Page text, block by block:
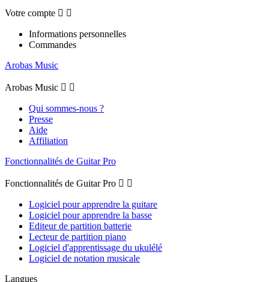
Votre compte  
Informations personnelles
Commandes
Arobas Music
Arobas Music  
Qui sommes-nous ?
Presse
Aide
Affiliation
Fonctionnalités de Guitar Pro
Fonctionnalités de Guitar Pro  
Logiciel pour apprendre la guitare
Logiciel pour apprendre la basse
Editeur de partition batterie
Lecteur de partition piano
Logiciel d'apprentissage du ukulélé
Logiciel de notation musicale
Langues